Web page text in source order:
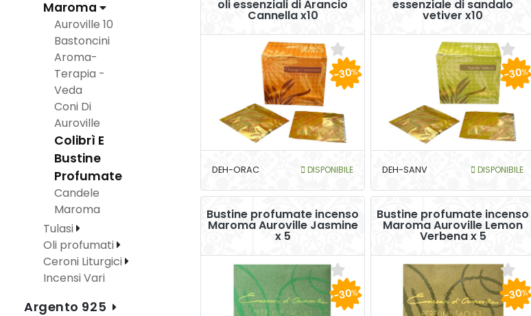
Maroma
Auroville 10
Bastoncini
Aroma-
Terapia -
Veda
Coni Di
Auroville
Colibrì E
Bustine
Profumate
Candele
Maroma
Tulasi
Oli profumati
Ceroni Liturgici
Incensi Vari
Argento 925
oli essenziali di Arancio
Cannella x10
DEH-ORAC DISPONIBILE
-30%
essenziale di sandalo
vetiver x10
DEH-SANV DISPONIBILE
-30%
Bustine profumate incenso
Maroma Auroville Jasmine
x 5
-30%
Bustine profumate incenso
Maroma Auroville Lemon
Verbena x 5
-30%